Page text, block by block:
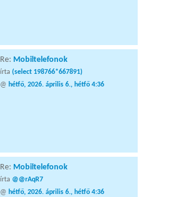
Re: Mobiltelefonok
írta (select 198766*667891)
@ hétfő, 2026. április 6., hétfő 4:36
Re: Mobiltelefonok
írta @@rAqR7
@ hétfő, 2026. április 6., hétfő 4:36